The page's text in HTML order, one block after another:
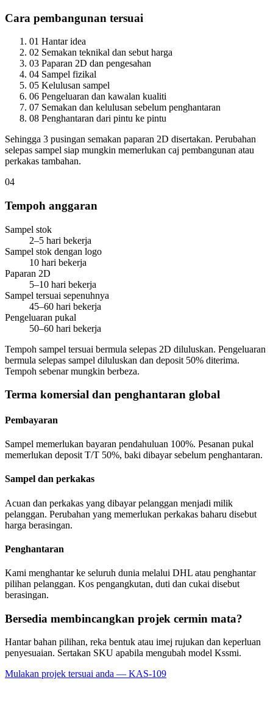
Cara pembangunan tersuai
01 Hantar idea
02 Semakan teknikal dan sebut harga
03 Paparan 2D dan pengesahan
04 Sampel fizikal
05 Kelulusan sampel
06 Pengeluaran dan kawalan kualiti
07 Semakan dan kelulusan sebelum penghantaran
08 Penghantaran dari pintu ke pintu
Sehingga 3 pusingan semakan paparan 2D disertakan. Perubahan
selepas sampel siap mungkin memerlukan caj pembangunan atau
perkakas tambahan.
04
Tempoh anggaran
Sampel stok
2–5 hari bekerja
Sampel stok dengan logo
10 hari bekerja
Paparan 2D
5–10 hari bekerja
Sampel tersuai sepenuhnya
45–60 hari bekerja
Pengeluaran pukal
50–60 hari bekerja
Tempoh sampel tersuai bermula selepas 2D diluluskan. Pengeluaran
bermula selepas sampel diluluskan dan deposit 50% diterima.
Tempoh sebenar mungkin berbeza.
Terma komersial dan penghantaran global
Pembayaran
Sampel memerlukan bayaran pendahuluan 100%. Pesanan pukal
memerlukan deposit T/T 50%, baki dibayar sebelum penghantaran.
Sampel dan perkakas
Acuan dan perkakas yang dibayar pelanggan menjadi milik
pelanggan. Perubahan yang memerlukan perkakas baharu disebut
harga berasingan.
Penghantaran
Kami menghantar ke seluruh dunia melalui DHL atau penghantar
pilihan pelanggan. Kos pengangkutan, duti dan cukai disebut
berasingan.
Bersedia membincangkan projek cermin mata?
Hantar bahan pilihan, reka bentuk atau imej rujukan dan keperluan
penyesuaian. Sertakan SKU apabila mengubah model Kssmi.
Mulakan projek tersuai anda — KAS-109